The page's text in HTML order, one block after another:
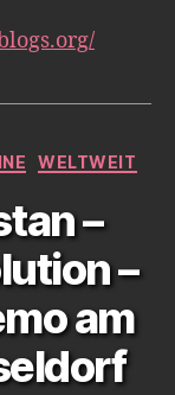
WELTWEIT
–
–
am